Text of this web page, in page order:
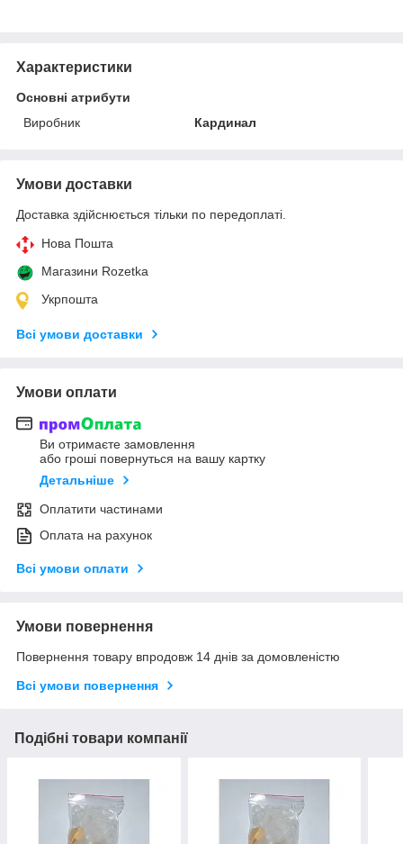
Характеристики
Основні атрибути
Виробник
Кардинал
Умови доставки
Доставка здійснюється тільки по передоплаті.
Нова Пошта
Магазини Rozetka
Укрпошта
Всі умови доставки
Умови оплати
Ви отримаєте замовлення
або гроші повернуться на вашу картку
Детальніше
Оплатити частинами
Оплата на рахунок
Всі умови оплати
Умови повернення
Повернення товару впродовж 14 днів за домовленістю
Всі умови повернення
Подібні товари компанії